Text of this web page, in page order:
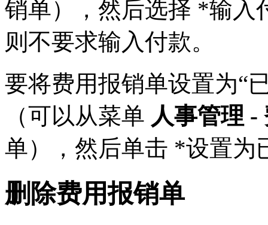
销单），然后选择 *输入
则不要求输入付款。
要将费用报销单设置为“
（可以从菜单 人事管理 -
单），然后单击 *设置为
删除费用报销单